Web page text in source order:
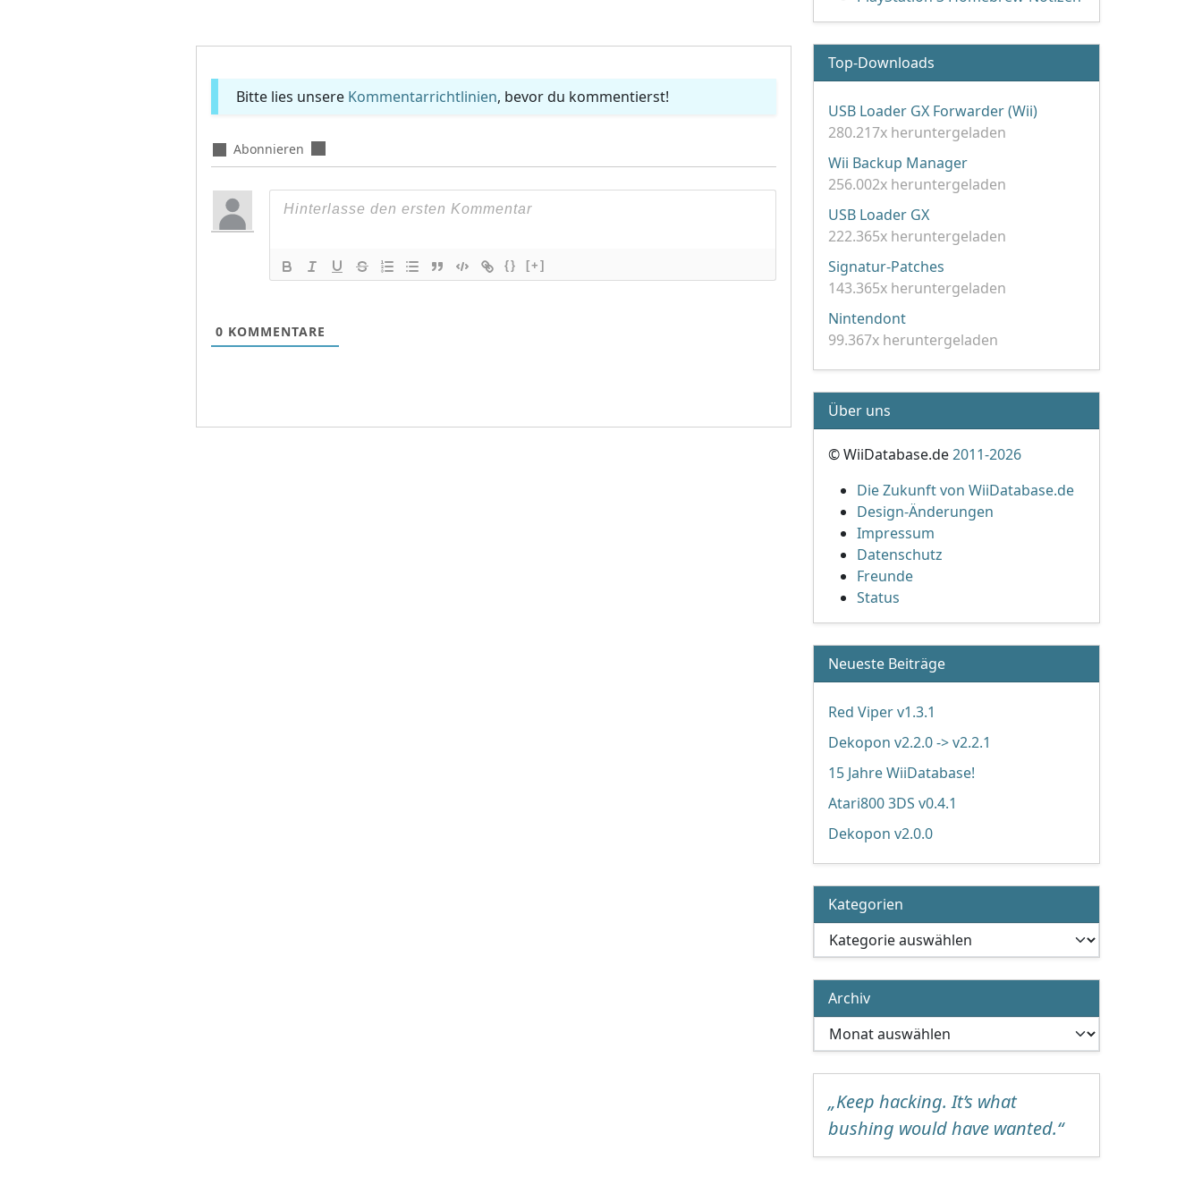
Bitte lies unsere Kommentarrichtlinien, bevor du kommentierst!
Abonnieren
{} [+]
0 KOMMENTARE
Top-Downloads
USB Loader GX Forwarder (Wii)
280.217x heruntergeladen
Wii Backup Manager
256.002x heruntergeladen
USB Loader GX
222.365x heruntergeladen
Signatur-Patches
143.365x heruntergeladen
Nintendont
99.367x heruntergeladen
Über uns
© WiiDatabase.de2011-2026
Die Zukunft von WiiDatabase.de
Design-Änderungen
Impressum
Datenschutz
Freunde
Status
Neueste Beiträge
Red Viper v1.3.1
Dekopon v2.2.0 -> v2.2.1
15 Jahre WiiDatabase!
Atari800 3DS v0.4.1
Dekopon v2.0.0
Kategorien
Kategorien
Archiv
Archiv
„Keep hacking. It’s what
bushing would have wanted.“